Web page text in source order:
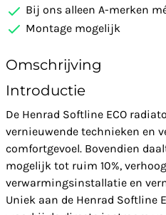
Bij ons alleen A-merken
Montage mogelijk
Omschrijving
Introductie
De Henrad Softline ECO
vernieuwende technieken en
comfortgevoel. Bovendien
mogelijk tot ruim 10%,
verwarmingsinstallatie en
Uniek aan de Henrad Softline